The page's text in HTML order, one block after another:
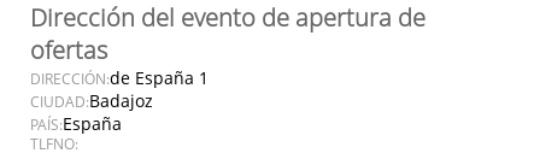
Dirección del evento de apertura de
ofertas
DIRECCIÓN:de España 1
CIUDAD:Badajoz
PAÍS:España
TLFNO: